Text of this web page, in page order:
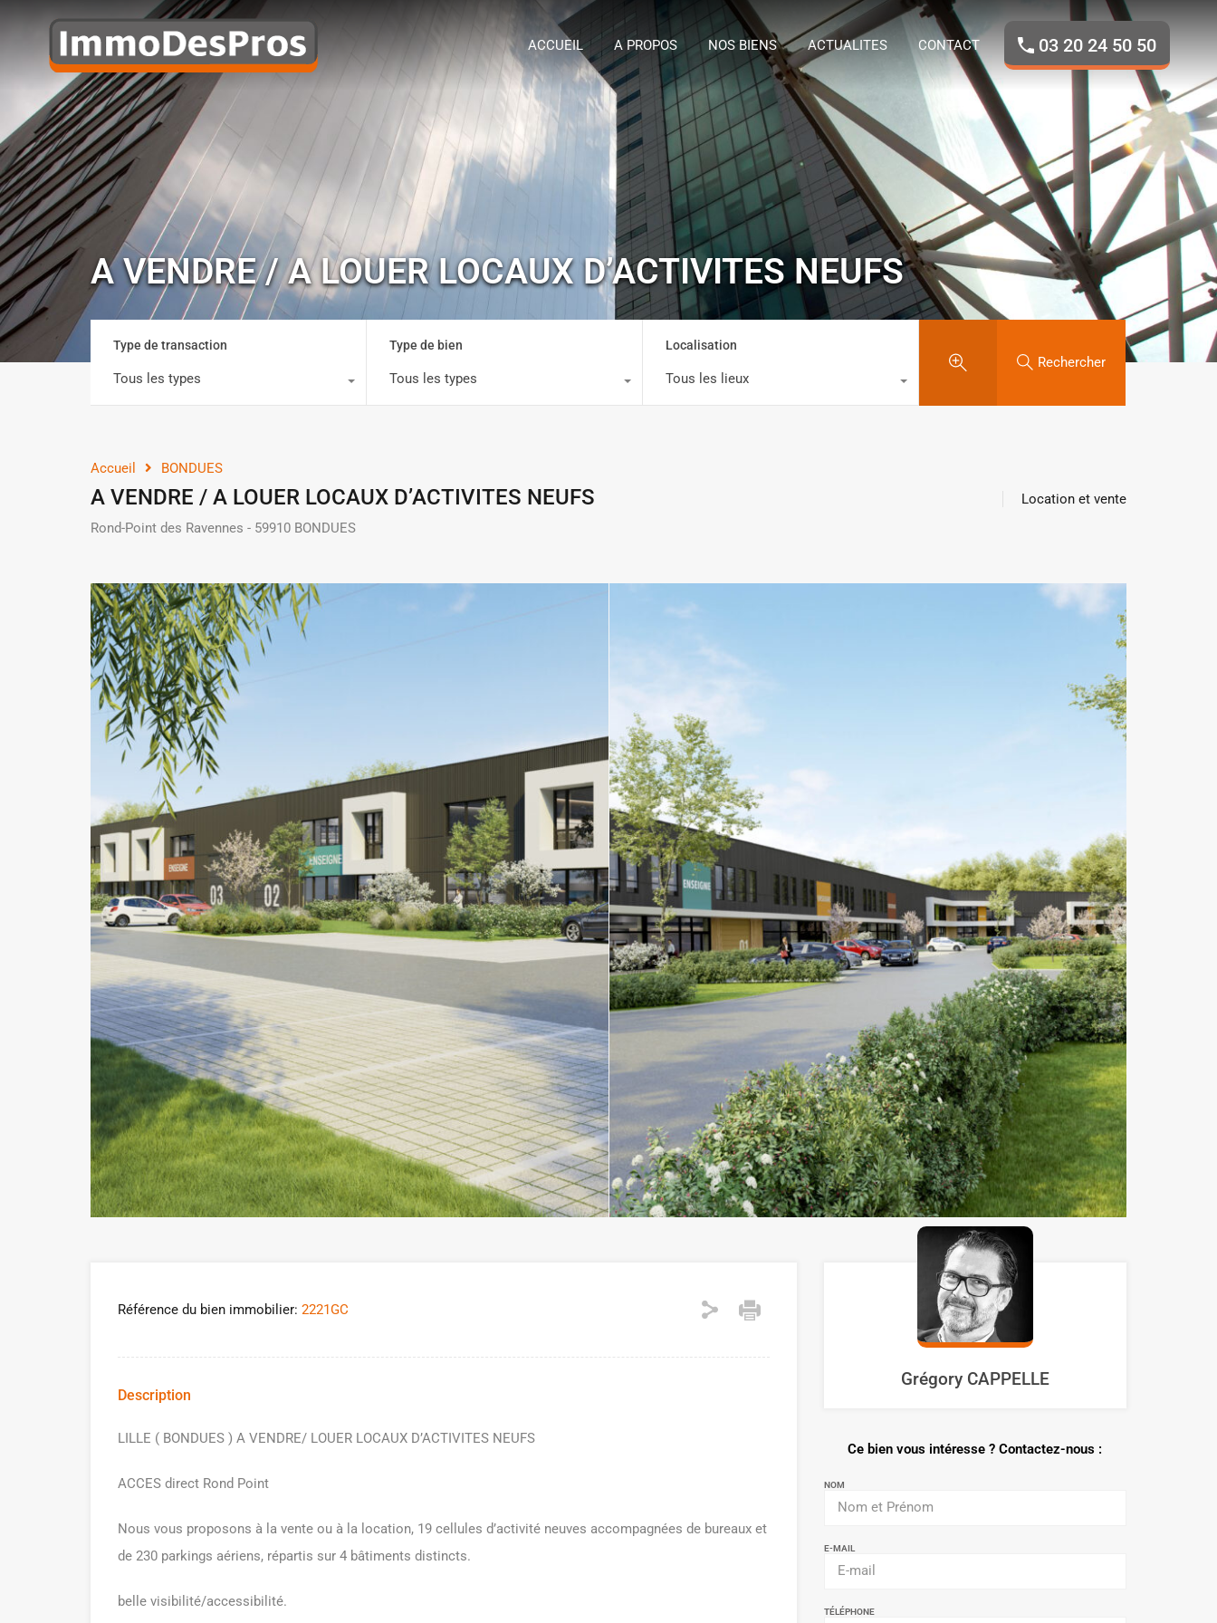
ACCUEIL A PROPOS NOS BIENS ACTUALITES
ACCUEIL A PROPOS NOS BIENS ACTUALITES CONTACT 03 20 24 50 50
A VENDRE / A LOUER LOCAUX D’ACTIVITES NEUFS
Type de transaction
Tous les types
Type de bien
Tous les types
Localisation
Tous les lieux
Rechercher
Accueil BONDUES
A VENDRE / A LOUER LOCAUX D’ACTIVITES NEUFS
Rond-Point des Ravennes - 59910 BONDUES
Location et vente
Référence du bien immobilier: 2221GC
Description
LILLE ( BONDUES ) A VENDRE/ LOUER LOCAUX D’ACTIVITES NEUFS
ACCES direct Rond Point
Nous vous proposons à la vente ou à la location, 19 cellules d’activité neuves accompagnées de bureaux et
de 230 parkings aériens, répartis sur 4 bâtiments distincts.
belle visibilité/accessibilité.
Grégory CAPPELLE
Ce bien vous intéresse ? Contactez-nous :
NOM
E-MAIL
TÉLÉPHONE